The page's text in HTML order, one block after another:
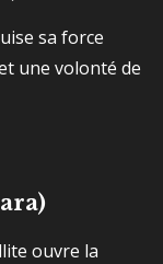
sa force
une volonté de
ouvre la